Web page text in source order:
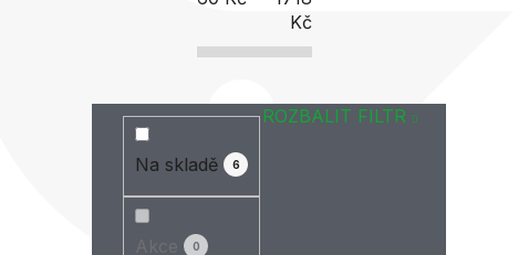
Kč
Na skladě 6
0
ROZBALIT FILTR